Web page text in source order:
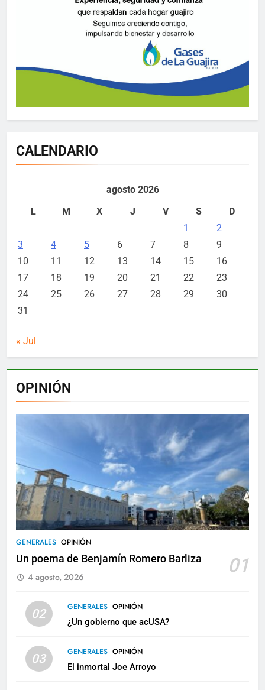
CALENDARIO
agosto 2026
L
M X J V S
D
1
2
3
4 5 6 7 8
9
10
11 12 13 14 15
16
17
18 19 20 21 22
23
24
25 26 27 28 29
30
31
« Jul
OPINIÓN
GENERALES OPINIÓN
Un poema de Benjamín Romero Barliza 01
4 agosto, 2026
02 GENERALES OPINIÓN
¿Un gobierno que acUSA?
03 GENERALES OPINIÓN
El inmortal Joe Arroyo